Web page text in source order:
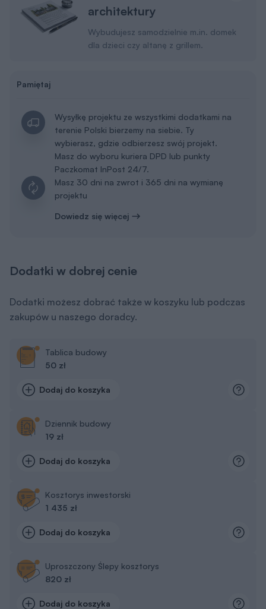
architektury
Wybudujesz samodzielnie m.in. domek
dla dzieci czy altanę z grillem.
Pamiętaj
Wysyłkę projektu ze wszystkimi dodatkami na
terenie Polski bierzemy na siebie. Ty
wybierasz, gdzie odbierzesz swój projekt.
Masz do wyboru kuriera DPD lub punkty
Paczkomat InPost 24/7.
Masz 30 dni na zwrot i 365 dni na wymianę
projektu
Dowiedz się więcej
Dodatki w dobrej cenie
Dodatki możesz dobrać także w koszyku lub podczas
zakupów u naszego doradcy.
Tablica budowy
50 zł
Dodaj do koszyka
Dziennik budowy
19 zł
Dodaj do koszyka
Kosztorys inwestorski
1 435 zł
Dodaj do koszyka
Uproszczony Ślepy kosztorys
820 zł
Dodaj do koszyka